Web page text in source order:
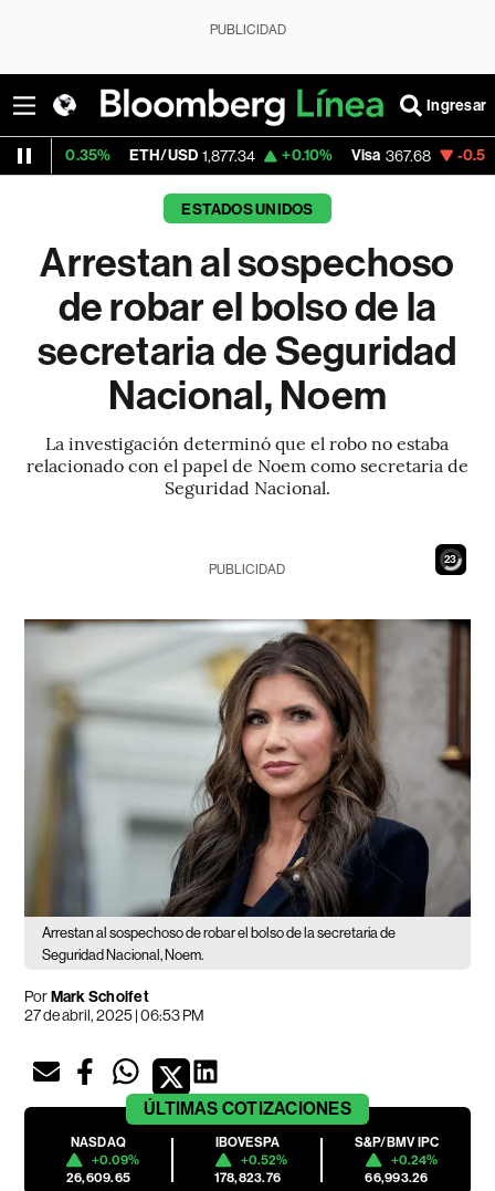
PUBLICIDAD
Ingresar
ETH/USD 1,877.34 +0.10% Visa 367.68 -0.52%
ESTADOS UNIDOS
Arrestan al sospechoso
de robar el bolso de la
secretaria de Seguridad
Nacional, Noem
La investigación determinó que el robo no estaba
relacionado con el papel de Noem como secretaria de
Seguridad Nacional.
22
PUBLICIDAD
Arrestan al sospechoso de robar el bolso de la secretaria de
Seguridad Nacional, Noem.
PorMark Schoifet
27 de abril, 2025 | 06:53 PM
ÚLTIMAS COTIZACIONES
NASDAQ
+0.09%
26,609.65
IBOVESPA
+0.52%
178,823.76
S&P/BMV IPC
+0.24%
66,993.26